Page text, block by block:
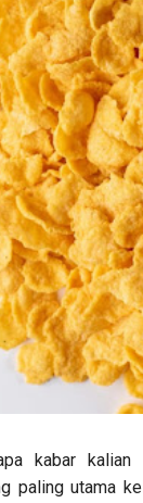
kabar
paling utama